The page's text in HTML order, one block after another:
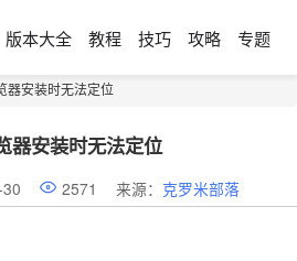
版本大全 教程 技巧 攻略 专题
器安装时无法定位
器安装时无法定位
2571 来源： 克罗米部落